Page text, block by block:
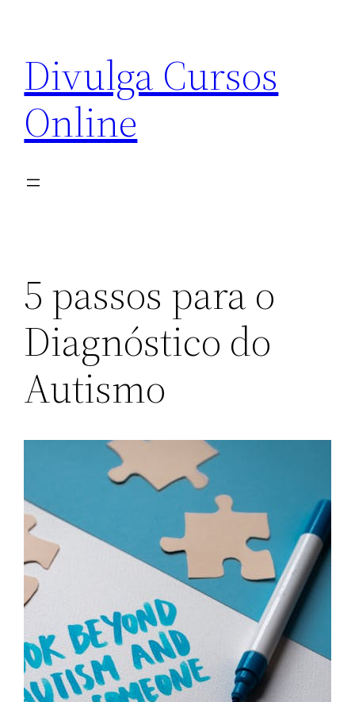
conteúdo
Divulga Cursos
Online
5 passos para o
Diagnóstico do
Autismo